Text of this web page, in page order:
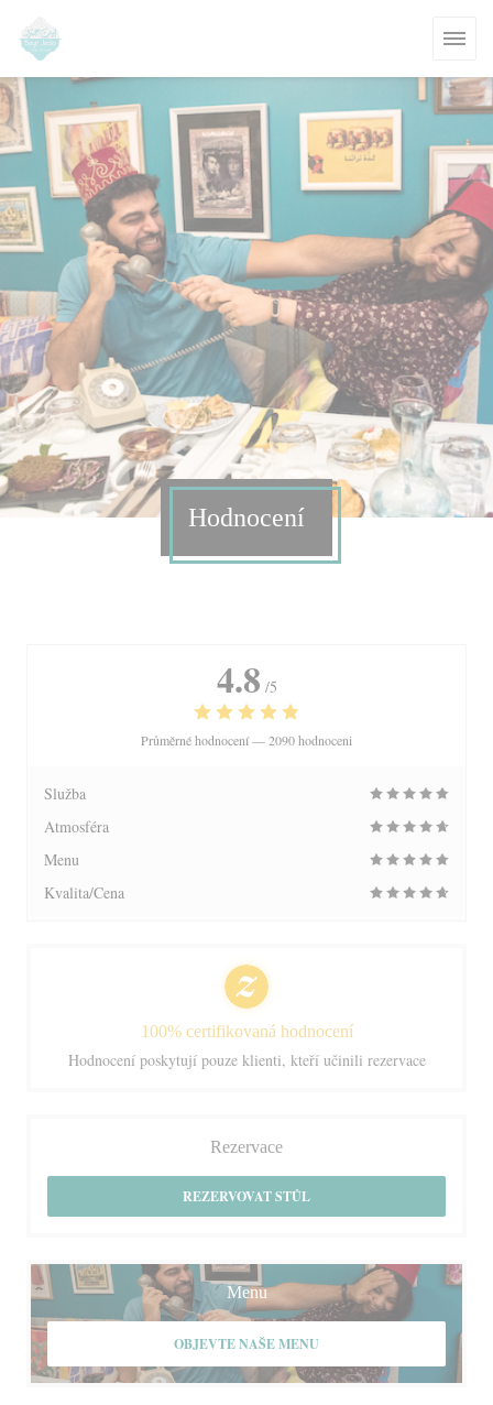
Hodnocení
4.8 /5
Průměrné hodnocení —2090 hodnoceni
Služba
Atmosféra
Menu
Kvalita/Cena
100% certifikovaná hodnocení
Hodnocení poskytují pouze klienti, kteří učinili rezervace
Rezervace
REZERVOVAT STŮL
Menu
OBJEVTE NAŠE MENU